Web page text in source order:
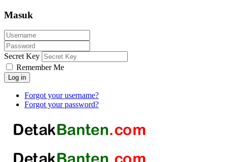
Masuk
Secret Key
Remember Me
Log in
Forgot your username?
Forgot your password?